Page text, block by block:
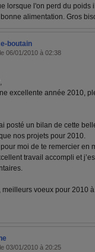
lorsque l'on perd du poids
alimentation. Gros
boutain
06/01/2010 à 02:38
excellente année 2010,
posté un bilan de cette
nos projets pour 2010.
moi de te remercier en
travail accompli et
meilleurs voeux pour 2010
03/01/2010 à 20:25